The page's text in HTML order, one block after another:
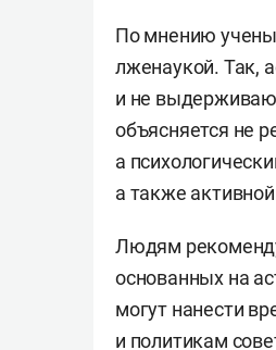
По мнению
лженаукой. Так,
и не
объясняется не
а
а также
Людям
основанных на
могут нанести
и политикам